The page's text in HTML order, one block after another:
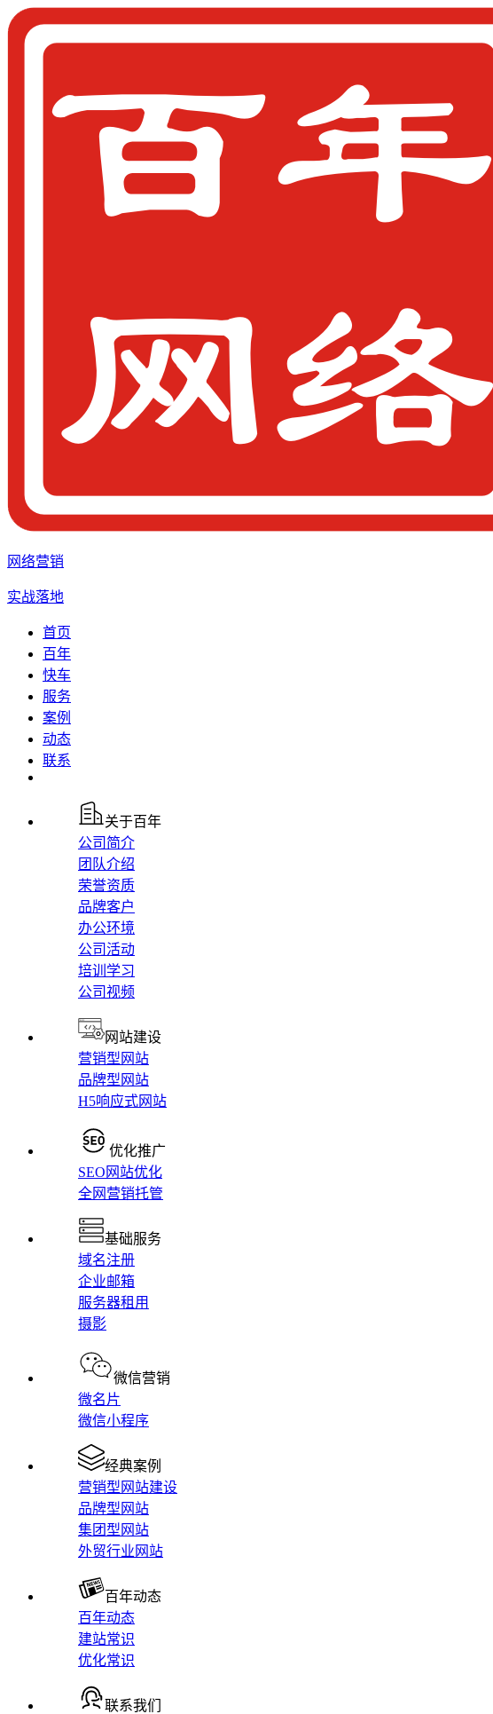
网络营销
实战落地
首页
百年
快车
服务
案例
动态
联系
关于百年
公司简介
团队介绍
荣誉资质
品牌客户
办公环境
公司活动
培训学习
公司视频
网站建设
营销型网站
品牌型网站
H5响应式网站
优化推广
SEO网站优化
全网营销托管
基础服务
域名注册
企业邮箱
服务器租用
摄影
微信营销
微名片
微信小程序
经典案例
营销型网站建设
品牌型网站
集团型网站
外贸行业网站
百年动态
百年动态
建站常识
优化常识
联系我们